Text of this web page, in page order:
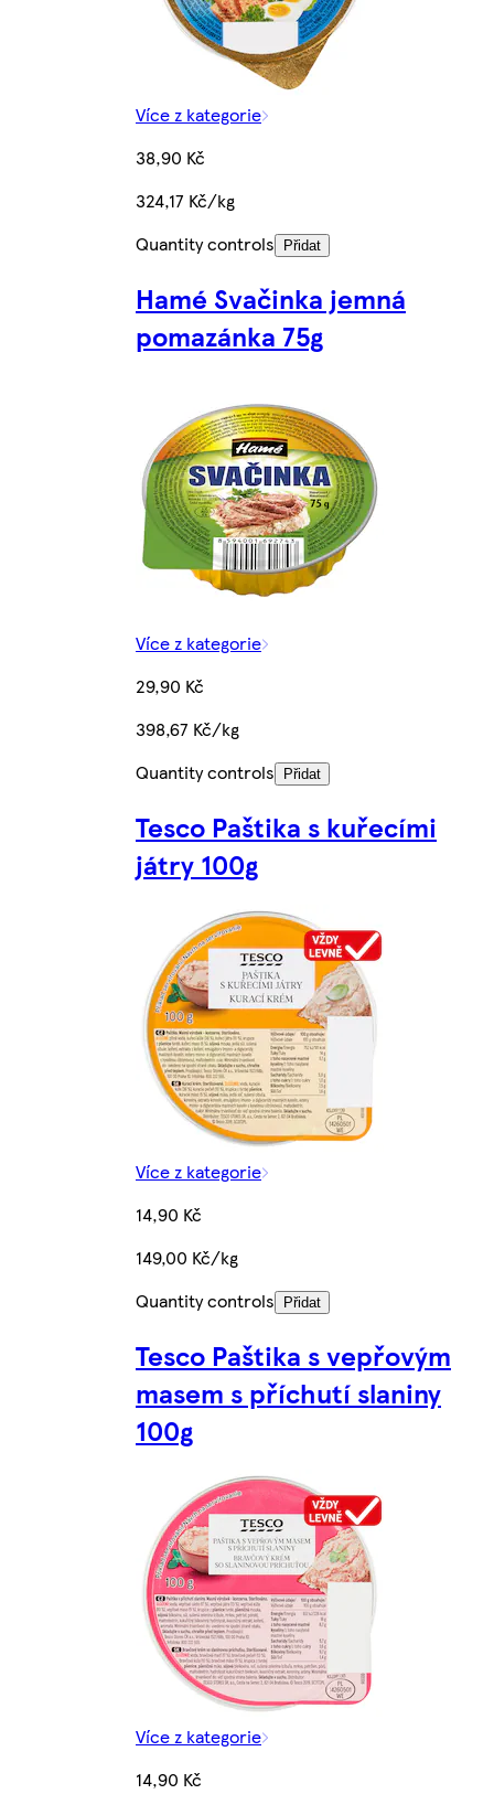
Více z kategorie
38,90 Kč
324,17 Kč/kg
Quantity controls
Přidat
Hamé Svačinka jemná
pomazánka 75g
Více z kategorie
29,90 Kč
398,67 Kč/kg
Quantity controls
Přidat
Tesco Paštika s kuřecími
játry 100g
Více z kategorie
14,90 Kč
149,00 Kč/kg
Quantity controls
Přidat
Tesco Paštika s vepřovým
masem s příchutí slaniny
100g
Více z kategorie
14,90 Kč